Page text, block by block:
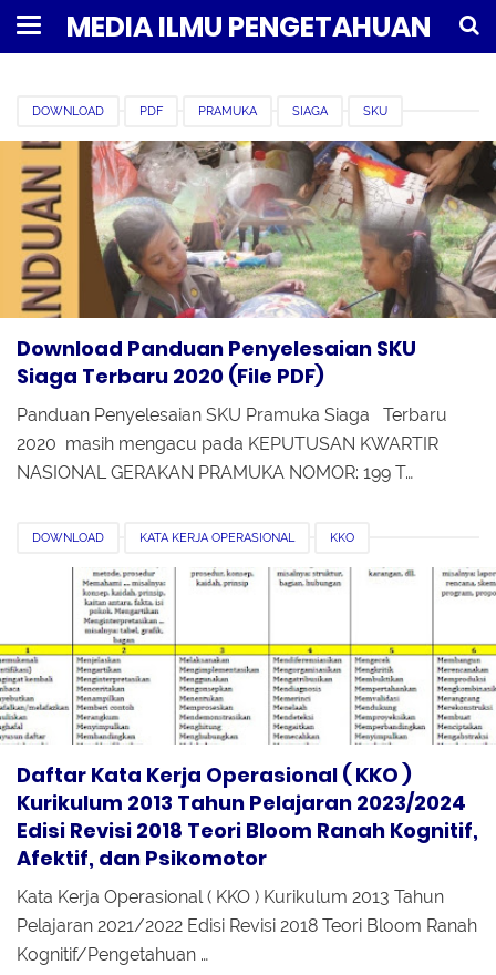
MEDIA ILMU PENGETAHUAN
DOWNLOAD PDF PRAMUKA SIAGA SKU
Download Panduan Penyelesaian SKU
Siaga Terbaru 2020 (File PDF)
Panduan Penyelesaian SKU Pramuka Siaga Terbaru
2020 masih mengacu pada KEPUTUSAN KWARTIR
NASIONAL GERAKAN PRAMUKA NOMOR: 199 T…
DOWNLOAD KATA KERJA OPERASIONAL KKO
KURIKULUM 2013 PENDIDIKAN REVISI 2018 TEORI BLOOM
Daftar Kata Kerja Operasional ( KKO )
Kurikulum 2013 Tahun Pelajaran 2023/2024
Edisi Revisi 2018 Teori Bloom Ranah Kognitif,
Afektif, dan Psikomotor
Kata Kerja Operasional ( KKO ) Kurikulum 2013 Tahun
Pelajaran 2021/2022 Edisi Revisi 2018 Teori Bloom Ranah
Kognitif/Pengetahuan …